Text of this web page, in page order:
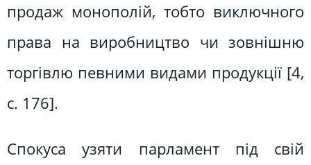
продаж монополій, тобто виключного
права на виробництво чи зовнішню
торгівлю певними видами продукції [4,
c. 176].
Спокуса узяти парламент під свій